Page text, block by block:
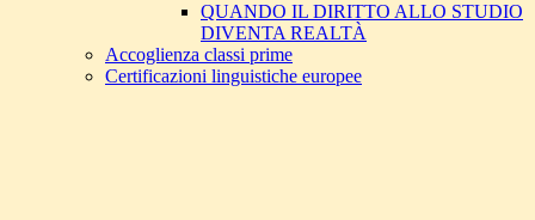
QUANDO IL DIRITTO ALLO STUDIO
DIVENTA REALTÀ
Accoglienza classi prime
Certificazioni linguistiche europee